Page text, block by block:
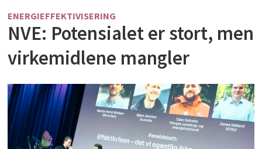
ENERGIEFFEKTIVISERING
NVE: Potensialet er stort, men
virkemidlene mangler